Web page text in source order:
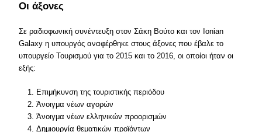
Οι άξονες
Σε ραδιοφωνική συνέντευξη στον Σάκη Βούτο και τον Ionian
Galaxy η υπουργός αναφέρθηκε στους άξονες που έβαλε το
υπουργείο Τουρισμού για το 2015 και το 2016, οι οποίοι ήταν οι
εξής:
Επιμήκυνση της τουριστικής περιόδου
Άνοιγμα νέων αγορών
Άνοιγμα νέων ελληνικών προορισμών
Δημιουργία θεματικών προϊόντων